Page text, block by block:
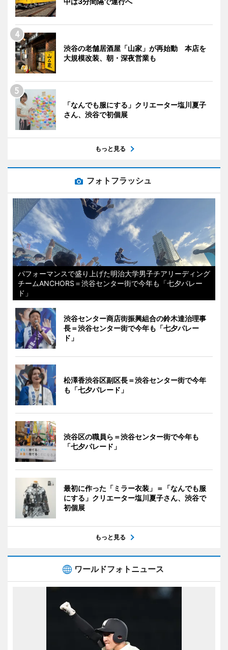
渋谷の老舗居酒屋「山家」が再始動 本店を
大規模改装、朝・深夜営業も
「なんでも服にする」クリエーター塩川夏子
さん、渋谷で初個展
もっと見る
フォトフラッシュ
パフォーマンスで盛り上げた明治大学男子チアリーディング
チームANCHORS＝渋谷センター街で今年も「七夕パレー
ド」
渋谷センター商店街振興組合の鈴木達治理事
長＝渋谷センター街で今年も「七夕パレー
ド」
松澤香渋谷区副区長＝渋谷センター街で今年
も「七夕パレード」
渋谷区の職員ら＝渋谷センター街で今年も
「七夕パレード」
最初に作った「ミラー衣装」＝「なんでも服
にする」クリエーター塩川夏子さん、渋谷で
初個展
もっと見る
ワールドフォトニュース